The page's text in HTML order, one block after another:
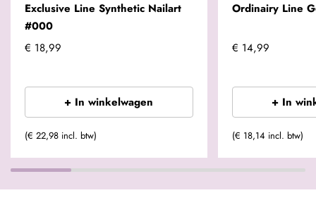
Exclusive Line Synthetic Nailart
#000
€ 18,99
+ In winkelwagen
(€ 22,98 incl. btw)
Ordinairy Line
€ 14,99
+ In
(€ 18,14 incl. btw)